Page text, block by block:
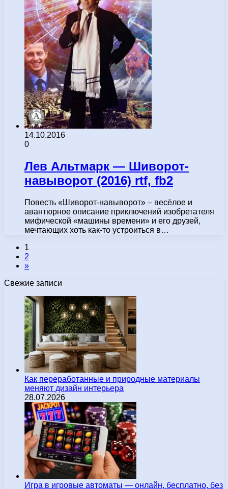
14.10.2016
0
Лев Альтмарк — Шиворот-
навыворот (2016) rtf, fb2
Повесть «Шиворот-навыворот» – весёлое и
авантюрное описание приключений изобретателя
мифической «машины времени» и его друзей,
мечтающих хоть как-то устроиться в…
1
2
»
Свежие записи
Как переработанные и природные материалы
меняют дизайн интерьера
28.07.2026
Игра в игровые автоматы — онлайн, бесплатно, без